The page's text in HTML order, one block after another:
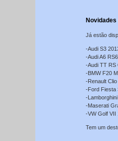
Já estão
-Audi S3
-Audi A6
-Audi TT RS
-BMW F20
-Renault
-Ford Fiesta
-
-Maserati
-VW Golf VII
Tem um